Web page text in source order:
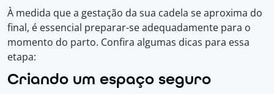
À medida que a gestação da sua cadela se aproxima do
final, é essencial preparar-se adequadamente para o
momento do parto. Confira algumas dicas para essa
etapa:
Criando um espaço seguro